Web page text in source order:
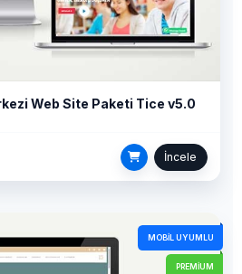
Web Site Paketi Tice v5.0
İncele
MOBIL UYUMLU
PREMIUM